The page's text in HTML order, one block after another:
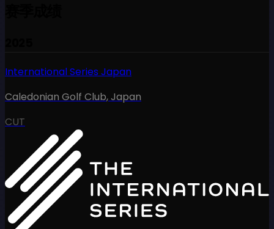
International Series Japan
Caledonian Golf Club,Japan
CUT